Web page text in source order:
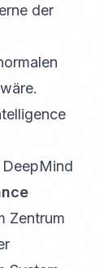
der
Zentrum